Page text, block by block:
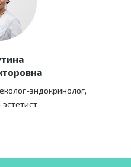
эндокринолог,